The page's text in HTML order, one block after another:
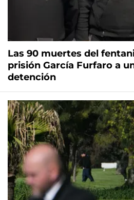
Las 90 muertes del
prisión García Furfaro a
detención